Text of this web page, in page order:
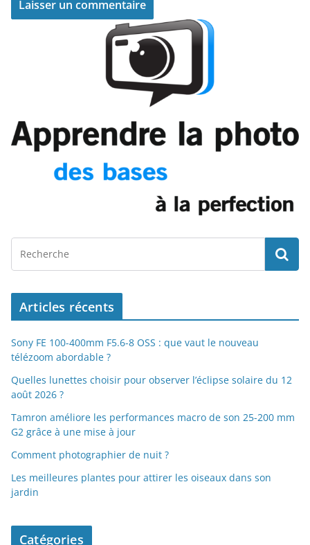
Articles récents
Sony FE 100-400mm F5.6-8 OSS : que vaut le nouveau
télézoom abordable ?
Quelles lunettes choisir pour observer l’éclipse solaire du 12
août 2026 ?
Tamron améliore les performances macro de son 25-200 mm
G2 grâce à une mise à jour
Comment photographier de nuit ?
Les meilleures plantes pour attirer les oiseaux dans son
jardin
Catégories